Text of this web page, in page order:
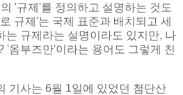
'규제'를 정의하고 설명하는 것도
규제'는 국제 표준과 배치되고 세
는 규제라는 설명이라도 있지만, 나
'옴부즈만'이라는 용어도 그렇게 친
기사는 6월 1일에 있었던 첨단산